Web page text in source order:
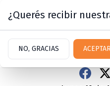
¿Querés recibir
NO, GRACIAS